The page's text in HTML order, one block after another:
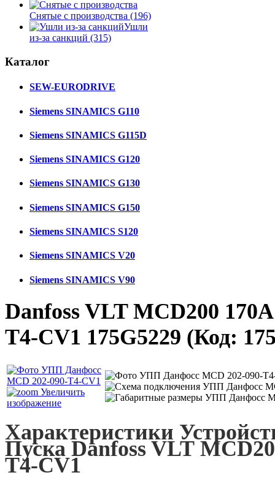
Снятые с производства (196)
Ушли
из-за санкций (315)
Каталог
SEW-EURODRIVE
Siemens SINAMICS G110
Siemens SINAMICS G115D
Siemens SINAMICS G120
Siemens SINAMICS G130
Siemens SINAMICS G150
Siemens SINAMICS S120
Siemens SINAMICS V20
Siemens SINAMICS V90
Danfoss VLT MCD200
T4-CV1 175G5229 (Код:
Увеличить
изображение
Характеристики
Пуска Danfoss VLT
T4-CV1